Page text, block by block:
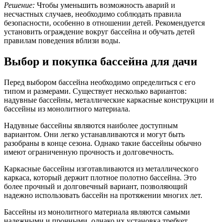
Решение: Чтобы уменьшить возможность аварий и
несчастных случаев, необходимо соблюдать правила
безопасности, особенно в отношении детей. Рекомендуется
установить ограждение вокруг бассейна и обучать детей
правилам поведения вблизи воды.
Выбор и покупка бассейна для дачи
Перед выбором бассейна необходимо определиться с его
типом и размерами. Существует несколько вариантов:
надувные бассейны, металлические каркасные конструкции и
бассейны из монолитного материала.
Надувные бассейны являются наиболее доступным
вариантом. Они легко устанавливаются и могут быть
разобраны в конце сезона. Однако такие бассейны обычно
имеют ограниченную прочность и долговечность.
Каркасные бассейны изготавливаются из металлического
каркаса, который держит плотное полотно бассейна. Это
более прочный и долговечный вариант, позволяющий
надежно использовать бассейн на протяжении многих лет.
Бассейны из монолитного материала являются самыми